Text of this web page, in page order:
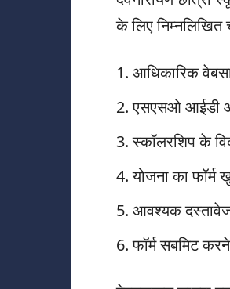
के लिए
आधिकारिक
एसएसओ आईडी
स्कॉलरशिप के
योजना का फॉर्म
आवश्यक
फॉर्म सबमिट